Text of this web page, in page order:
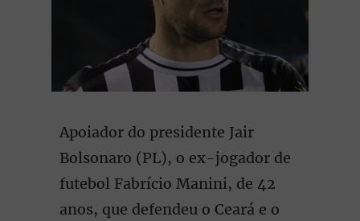
Apoiador do presidente Jair
Bolsonaro (PL), o ex-jogador de
futebol Fabrício Manini, de 42
anos, que defendeu o Ceará e o